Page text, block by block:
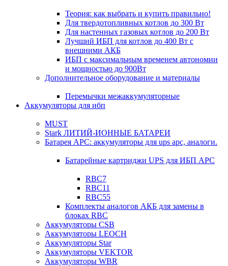
Теория: как выбрать и купить правильно!
Для твердотопливных котлов до 300 Вт
Для настенных газовых котлов до 200 Вт
Лучший ИБП для котлов до 400 Вт с
внешними АКБ
ИБП с максимальным временем автономии
и мощностью до 900Вт
Дополнительное оборудование и материалы
Перемычки межаккумуляторные
Аккумуляторы для ибп
MUST
Stark ЛИТИЙ-ИОННЫЕ БАТАРЕИ
Батарея APC: аккумуляторы для ups apc, аналоги.
Батарейные картриджи UPS для ИБП APC
RBC7
RBC11
RBC55
Комплекты аналогов АКБ для замены в
блоках RBC
Аккумуляторы CSB
Аккумуляторы LEOCH
Аккумуляторы Star
Аккумуляторы VEKTOR
Аккумуляторы WBR